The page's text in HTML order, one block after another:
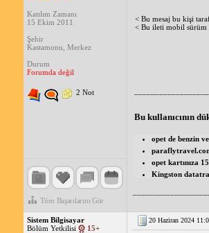
Katılım Zamanı
15 Ekim 2011
Şehir
Kastamonu, Merkez
Durum
Forumda değil
2 Not
Tüm Başarılarını Gör
< Bu mesaj bu kişi
< Bu ileti mobil sürüm
Bu kullanıcının
opet de benzin
opet kartınıza
Kingston
Sistem Bilgisayar
Bölüm Yetkilisi
15+
20 Haziran 2024